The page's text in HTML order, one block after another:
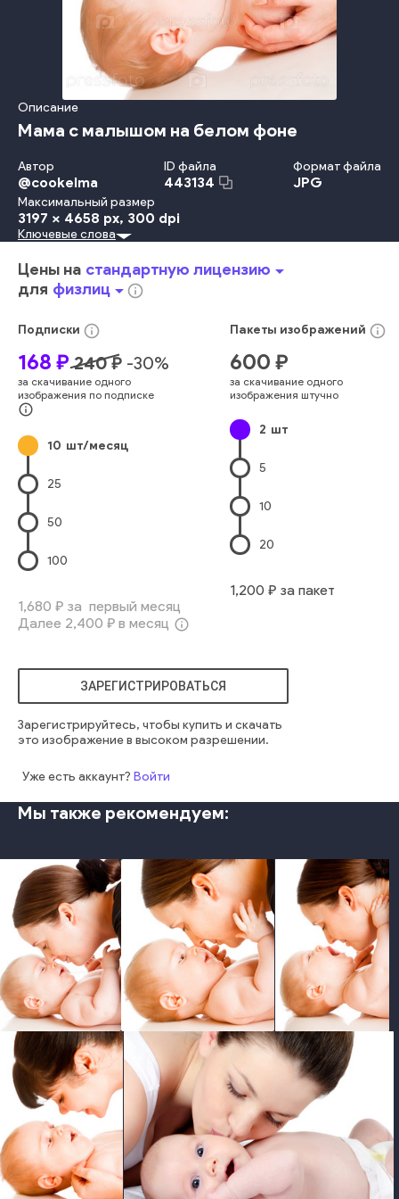
Описание
Мама с малышом на белом фоне
Автор
@cookelma
ID файла
443134
Формат файла
JPG
Максимальный размер
3197 x 4658 px, 300 dpi
Белый Фон Красота
Изолированный
Веселье Взрослый Улыбаться
Женщины
Образ Жизни
Родитель
Женский Пол
Молодой Возраст
Обнимать
Мальчики Студийная Фотография
Здоровый Образ Жизни
Один Человек Лицо Человека
Утешение
Младенцы И Дети
милый человек лицо
люди
довольный счастливый
счастье
забота
ласковый
два
маленький
младенец
семейный
дитя родитель дети
маленький ребенок
утешающий
Ключевые слова
Цены на стандартную лицензиюarrow_drop_down
для физлицarrow_drop_downinfo_outline
Подписки info_outline
168 ₽ 240₽ -30%
за скачивание одного
изображения по подписке
info_outline
10 шт/месяц
25
50
100
1,680 ₽ за первый месяц
Далее 2,400 ₽ в месяц info_outline
Пакеты изображений info_outline
600 ₽
за скачивание одного
изображения штучно
2 шт
5
10
20
1,200 ₽ за пакет
ЗАРЕГИСТРИРОВАТЬСЯ
Зарегистрируйтесь, чтобы купить и скачать
это изображение в высоком разрешении.
Уже есть аккаунт? Войти
Мы также рекомендуем:
photo photo photo
photo photo